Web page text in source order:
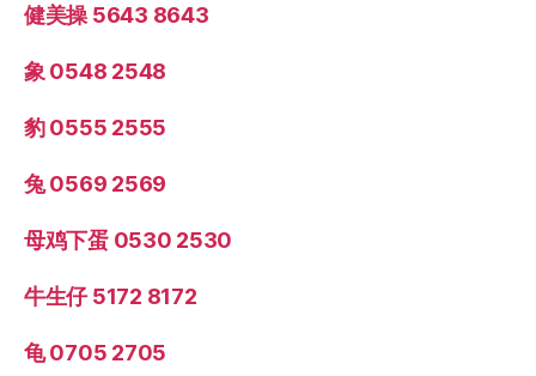
健美操 5643 8643
象 0548 2548
豹 0555 2555
兔 0569 2569
母鸡下蛋 0530 2530
牛生仔 5172 8172
龟 0705 2705